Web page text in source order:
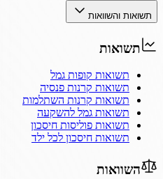
תשואות והשוואות
תשואות
תשואות קופות גמל
תשואות קרנות פנסיה
תשואות קרנות השתלמות
תשואות גמל להשקעה
תשואות פוליסות חיסכון
תשואות חיסכון לכל ילד
השוואות